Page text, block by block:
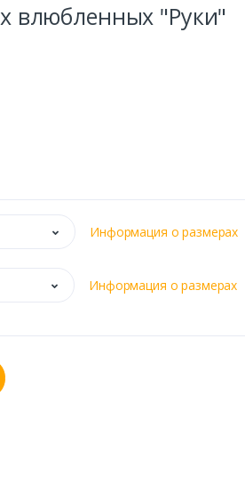
влюбленных "Руки"
Информация о размерах
Информация о размерах